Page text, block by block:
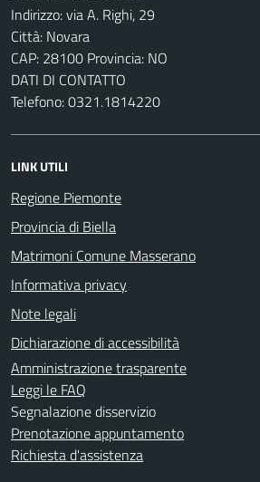
Indirizzo: via A. Righi, 29
Città: Novara
CAP: 28100 Provincia: NO
DATI DI CONTATTO
Telefono: 0321.1814220
LINK UTILI
Regione Piemonte
Provincia di Biella
Matrimoni Comune Masserano
Informativa privacy
Note legali
Dichiarazione di accessibilità
Amministrazione trasparente
Leggi le FAQ
Segnalazione disservizio
Prenotazione appuntamento
Richiesta d'assistenza